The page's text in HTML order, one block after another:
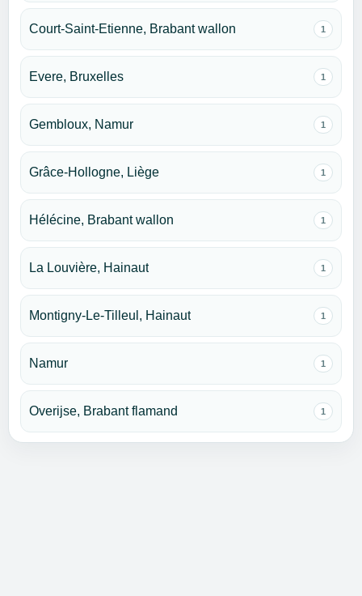
Court-Saint-Etienne, Brabant wallon 1
Evere, Bruxelles 1
Gembloux, Namur 1
Grâce-Hollogne, Liège 1
Hélécine, Brabant wallon 1
La Louvière, Hainaut 1
Montigny-Le-Tilleul, Hainaut 1
Namur 1
Overijse, Brabant flamand 1